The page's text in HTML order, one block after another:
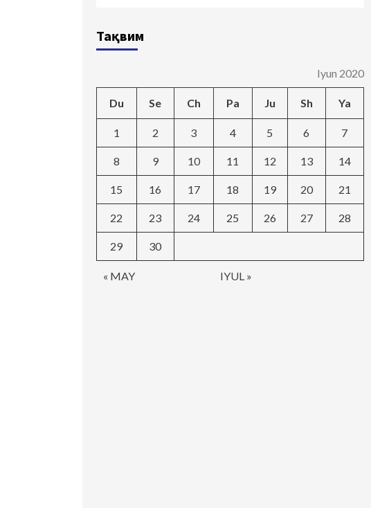
Тақвим
Iyun 2020
Du Se Ch Pa Ju Sh Ya
« MAY IYUL »
1 2 3 4 5 6 7
8 9 10 11 12 13 14
15 16 17 18 19 20 21
22 23 24 25 26 27 28
29 30